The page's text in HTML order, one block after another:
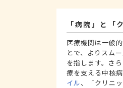
「病院」と「
医療機関は一般
とで、よりスム
を指します。さ
療を支える中核
イル、「クリニ